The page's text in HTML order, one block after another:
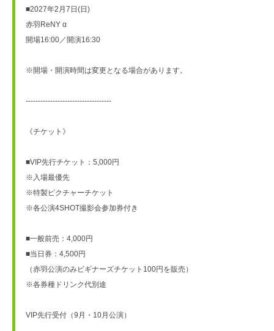
■2027年2月7日(日)
赤羽ReNY α
開場16:00／開演16:30
※開場・開演時間は変更となる場合があります。
-----------------------------------
《チケット》
■VIP先行チケット：5,000円
※入場最優先
※特製ピクチャーチケット
※各公演4SHOT撮影会参加券付き
■一般前売：4,000円
■当日券：4,500円
（赤羽公演のみビギナーズチケット100円を販売）
※各券種ドリンク代別途
VIP先行受付（9月・10月公演）